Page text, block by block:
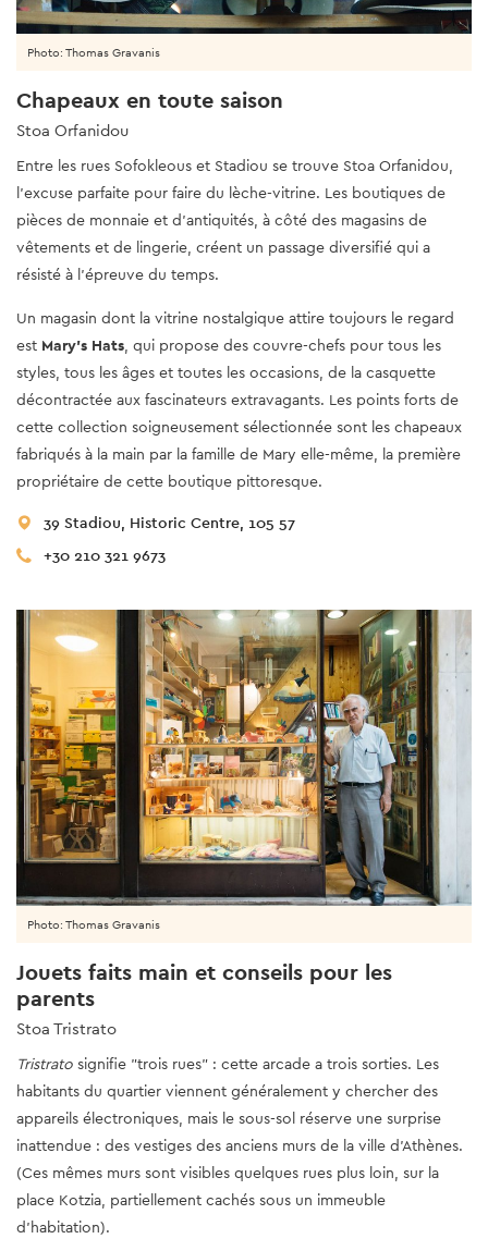
Chapeaux en toute saison
Stoa Orfanidou
Entre les rues Sofokleous et Stadiou se trouve Stoa Orfanidou,
l'excuse parfaite pour faire du lèche-vitrine. Les boutiques de
pièces de monnaie et d'antiquités, à côté des magasins de
vêtements et de lingerie, créent un passage diversifié qui a
résisté à l'épreuve du temps.
Un magasin dont la vitrine nostalgique attire toujours le regard
est Mary's Hats, qui propose des couvre-chefs pour tous les
styles, tous les âges et toutes les occasions, de la casquette
décontractée aux fascinateurs extravagants. Les points forts de
cette collection soigneusement sélectionnée sont les chapeaux
fabriqués à la main par la famille de Mary elle-même, la première
propriétaire de cette boutique pittoresque.
39 Stadiou, Historic Centre, 105 57
+30 210 321 9673
Photo: Thomas Gravanis
Photo: Thomas Gravanis
Jouets faits main et conseils pour les
parents
Stoa Tristrato
Tristrato signifie "trois rues" : cette arcade a trois sorties. Les
habitants du quartier viennent généralement y chercher des
appareils électroniques, mais le sous-sol réserve une surprise
inattendue : des vestiges des anciens murs de la ville d'Athènes.
(Ces mêmes murs sont visibles quelques rues plus loin, sur la
place Kotzia, partiellement cachés sous un immeuble
d'habitation).